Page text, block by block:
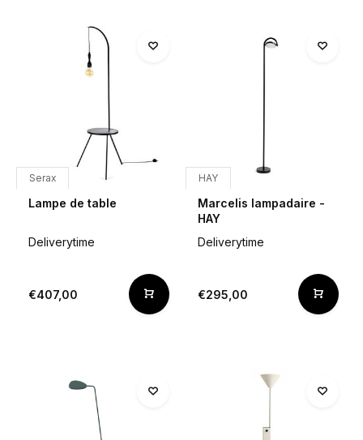
Serax
Lampe de table
Deliverytime
€407,00
HAY
Marcelis lampadaire -
HAY
Deliverytime
€295,00